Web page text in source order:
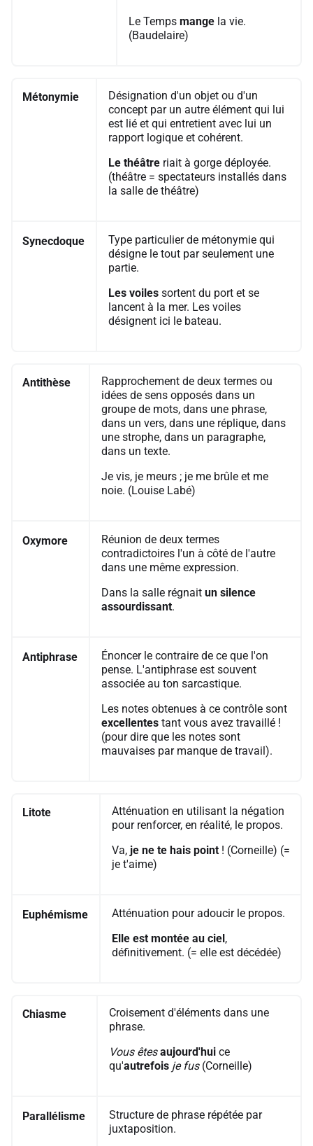
Le Temps mange la vie.
(Baudelaire)
Métonymie
Désignation d'un objet ou d'un
concept par un autre élément qui lui
est lié et qui entretient avec lui un
rapport logique et cohérent.
Le théâtre riait à gorge déployée.
(théâtre = spectateurs installés dans
la salle de théâtre)
Synecdoque
Type particulier de métonymie qui
désigne le tout par seulement une
partie.
Les voiles sortent du port et se
lancent à la mer. Les voiles
désignent ici le bateau.
Antithèse
Rapprochement de deux termes ou
idées de sens opposés dans un
groupe de mots, dans une phrase,
dans un vers, dans une réplique, dans
une strophe, dans un paragraphe,
dans un texte.
Je vis, je meurs ; je me brûle et me
noie. (Louise Labé)
Oxymore
Réunion de deux termes
contradictoires l'un à côté de l'autre
dans une même expression.
Dans la salle régnait un silence
assourdissant.
Antiphrase
Énoncer le contraire de ce que l'on
pense. L'antiphrase est souvent
associée au ton sarcastique.
Les notes obtenues à ce contrôle sont
excellentes tant vous avez travaillé !
(pour dire que les notes sont
mauvaises par manque de travail).
Litote
Atténuation en utilisant la négation
pour renforcer, en réalité, le propos.
Va, je ne te hais point ! (Corneille) (=
je t'aime)
Euphémisme
Atténuation pour adoucir le propos.
Elle est montée au ciel,
définitivement. (= elle est décédée)
Chiasme
Croisement d'éléments dans une
phrase.
Vous êtes aujourd'hui ce
qu'autrefois je fus (Corneille)
Parallélisme
Structure de phrase répétée par
juxtaposition.